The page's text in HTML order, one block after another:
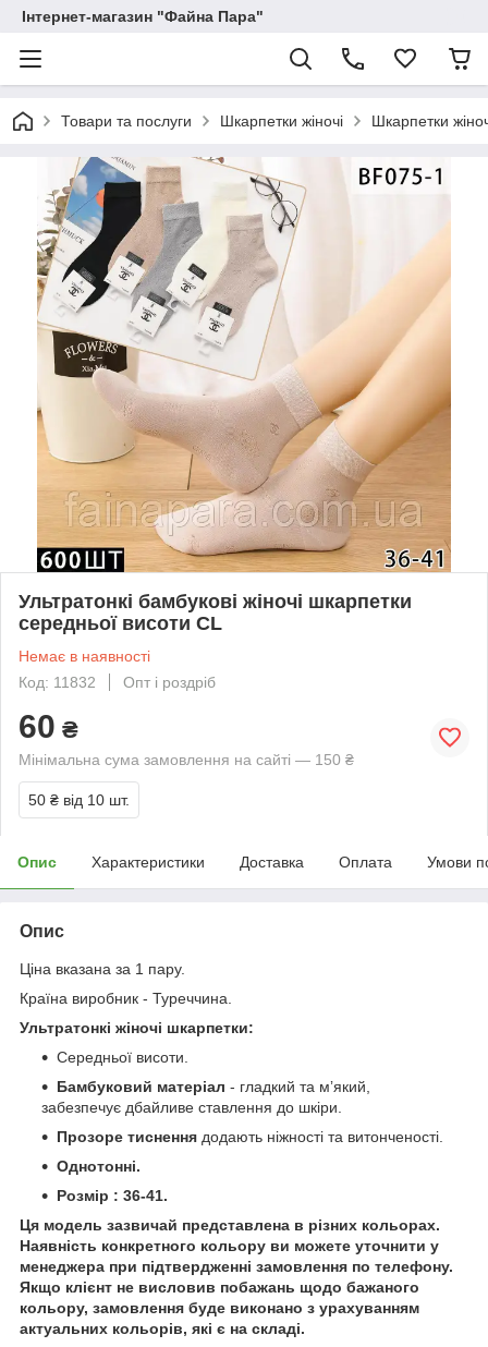
Інтернет-магазин "Файна Пара"
Товари та послуги Шкарпетки жіночі Шкарпетки
Ультратонкі бамбукові жіночі шкарпетки
середньої висоти CL
Немає в наявності
Код: 11832
Опт і роздріб
60 ₴
Мінімальна сума замовлення на сайті — 150 ₴
50 ₴ від 10 шт.
Опис Характеристики Доставка Оплата Умови
Опис
Ціна вказана за 1 пару.
Країна виробник - Туреччина.
Ультратонкі жіночі шкарпетки:
Середньої висоти.
Бамбуковий матеріал - гладкий та мʼякий,
забезпечує дбайливе ставлення до шкіри.
Прозоре тиснення додають ніжності та витонченості.
Однотонні.
Розмір : 36-41.
Ця модель зазвичай представлена в різних кольорах.
Наявність конкретного кольору ви можете уточнити у
менеджера при підтвердженні замовлення по телефону.
Якщо клієнт не висловив побажань щодо бажаного
кольору, замовлення буде виконано з урахуванням
актуальних кольорів, які є на складі.